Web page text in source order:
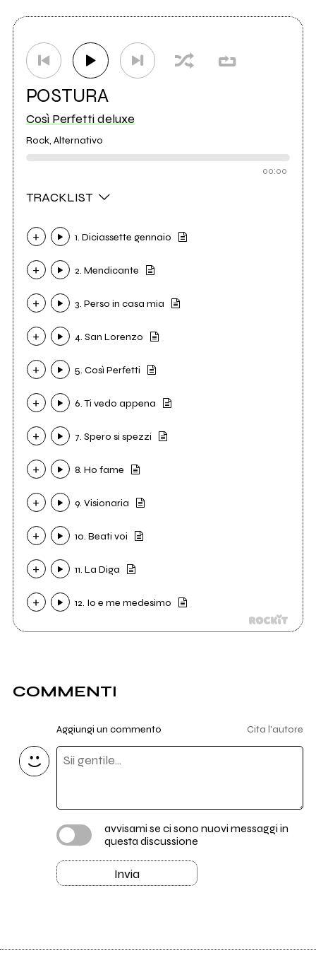
POSTURA
Così Perfetti deluxe
Rock, Alternativo
00:00
TRACKLIST
1. Diciassette gennaio
2. Mendicante
3. Perso in casa mia
4. San Lorenzo
5. Così Perfetti
6. Ti vedo appena
7. Spero si spezzi
8. Ho fame
9. Visionaria
10. Beati voi
11. La Diga
12. Io e me medesimo
COMMENTI
Aggiungi un commento Cita l'autore
avvisami se ci sono nuovi messaggi in
questa discussione
Invia